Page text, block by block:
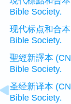
Bible Society.
现代标点和合
Bible Society.
聖經新譯本
Bible Society.
圣经新译本
Bible Society.